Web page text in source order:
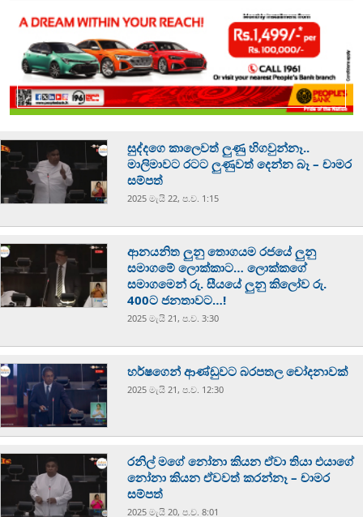
සුද්දගෙ කාලෙවත් ලුණු හිගවුන්නෑ..
මාලිමාවට රටට ලුණුවත් දෙන්න බෑ – චාමර
සම්පත්
2025 මැයි 22, ප.ව. 1:15
ආනයනිත ලුනු තොගයම රජයේ ලුනු
සමාගමේ ලොක්කාට… ලොක්කගේ
සමාගමෙන් රු. සීයයේ ලුනු කිලෝව රු.
400ට ජනතාවට…!
2025 මැයි 21, ප.ව. 3:30
හර්ෂගෙන් ආණ්ඩුවට බරපතල චෝදනාවක්
2025 මැයි 21, ප.ව. 12:30
රනිල් මගේ නෝනා කියන ඒවා තියා එයාගේ
නෝනා කියන ඒවවත් කරන්නෑ – චාමර
සම්පත්
2025 මැයි 20, ප.ව. 8:01